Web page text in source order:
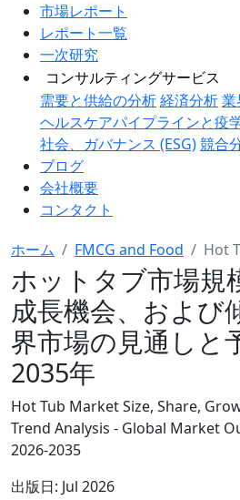
市場レポート
レポート一覧
一次研究
コンサルティングサービス
需要と供給の分析経済分析業
ヘルスケアパイプラインと疫
社会、ガバナンス (ESG)競合
ブログ
会社概要
コンタクト
ホーム FMCG and Food Hot
ホットタブ市場規
成長機会、および
界市場の見通しと
2035年
Hot Tub Market Size, Share,
Trend Analysis - Global Market
2026-2035
出版日: Jul 2026